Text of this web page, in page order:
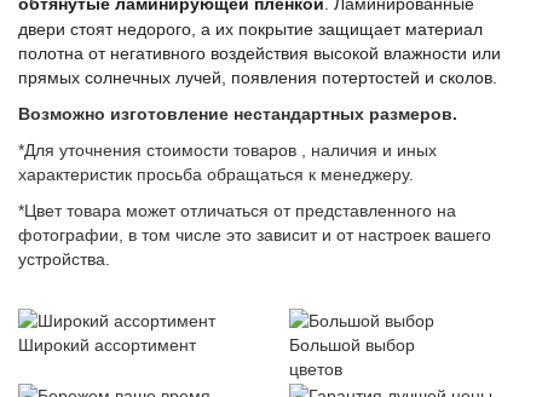
двери стоят недорого, а их покрытие защищает материал
полотна от негативного воздействия высокой влажности или
прямых солнечных лучей, появления потертостей и сколов.
Возможно изготовление нестандартных размеров.
*Для уточнения стоимости товаров , наличия и иных
характеристик просьба обращаться к менеджеру.
*Цвет товара может отличаться от представленного на
фотографии, в том числе это зависит и от настроек вашего
устройства.
Широкий ассортимент
Большой выбор
цветов